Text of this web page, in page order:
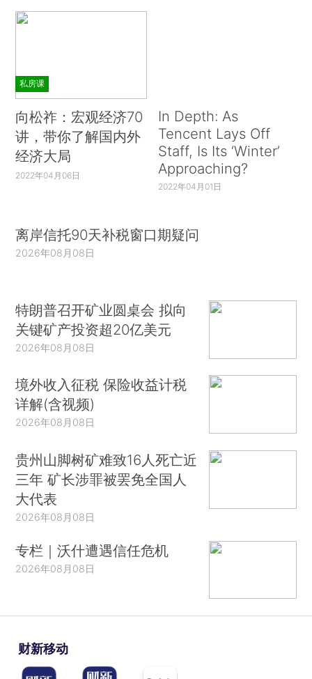
私房课
向松祚：宏观经济70
讲，带你了解国内外
经济大局
2022年04月06日
In Depth: As
Tencent Lays Off
Staff, Is Its ‘Winter’
Approaching?
2022年04月01日
离岸信托90天补税窗口期疑问
2026年08月08日
特朗普召开矿业圆桌会 拟向
关键矿产投资超20亿美元
2026年08月08日
境外收入征税 保险收益计税
详解(含视频)
2026年08月08日
贵州山脚树矿难致16人死亡近
三年 矿长涉罪被罢免全国人
大代表
2026年08月08日
专栏｜沃什遭遇信任危机
2026年08月08日
财新移动